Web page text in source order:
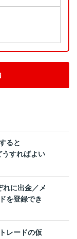
ると
うすればよい
れに出金／メ
を登録でき
レードの仮